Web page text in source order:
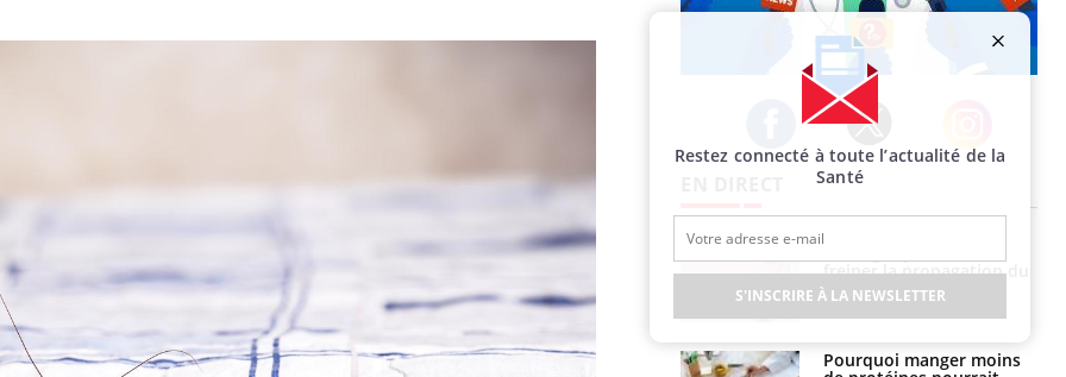
Facebook Twitter Instagram
protègent-ils aussi les os
?
Cytomégalovirus : ce qui
VIH : la fin du comprimé
tous les jours se profile-t-
elle enfin ?
Pourquoi votre ventre
freiner la propagation du
cancer ?
Pourquoi manger moins
Restez connecté à toute l’actualité de la
Santé
S'INSCRIRE À LA NEWSLETTER